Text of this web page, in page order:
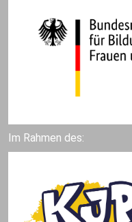
Im Rahmen des: